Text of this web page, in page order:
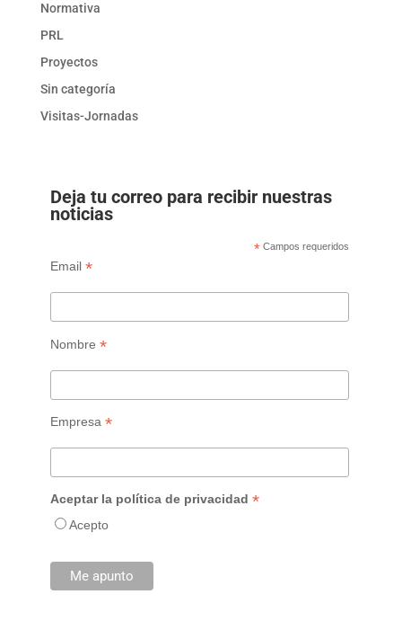
Normativa
PRL
Proyectos
Sin categoría
Visitas-Jornadas
Deja tu correo para recibir nuestras
noticias
* Campos requeridos
Email *
Nombre *
Empresa *
Aceptar la política de privacidad *
Acepto